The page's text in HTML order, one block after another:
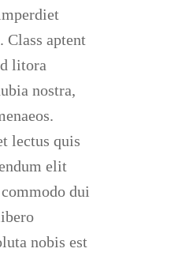
Class aptent
litora
nostra,
lectus quis
elit
dui
nobis est